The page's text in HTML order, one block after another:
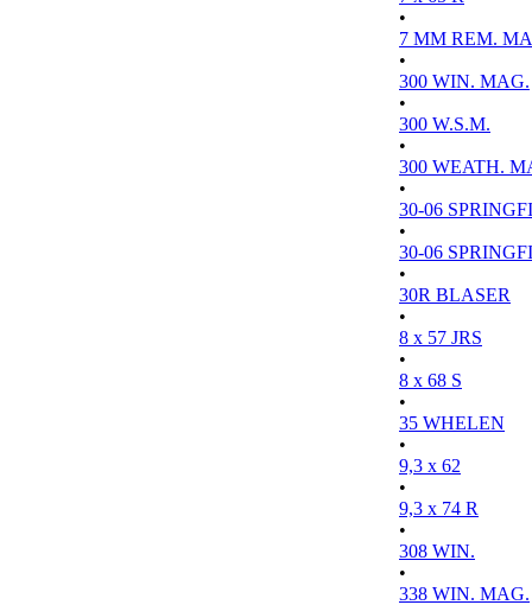
•
7 MM REM.
•
300 WIN. MAG.
•
300 W.S.M.
•
300 WEATH.
•
30-06
•
30-06
•
30R BLASER
•
8 x 57 JRS
•
8 x 68 S
•
35 WHELEN
•
9,3 x 62
•
9,3 x 74 R
•
308 WIN.
•
338 WIN. MAG.